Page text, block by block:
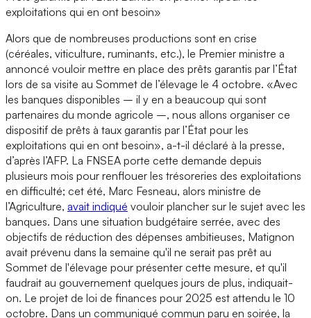
exploitations qui en ont besoin»
Alors que de nombreuses productions sont en crise
(céréales, viticulture, ruminants, etc.), le Premier ministre a
annoncé vouloir mettre en place des prêts garantis par l’État
lors de sa visite au Sommet de l’élevage le 4 octobre. «Avec
les banques disponibles – il y en a beaucoup qui sont
partenaires du monde agricole –, nous allons organiser ce
dispositif de prêts à taux garantis par l’État pour les
exploitations qui en ont besoin», a-t-il déclaré à la presse,
d’après l’AFP. La FNSEA porte cette demande depuis
plusieurs mois pour renflouer les trésoreries des exploitations
en difficulté; cet été, Marc Fesneau, alors ministre de
l’Agriculture, avait indiqué vouloir plancher sur le sujet avec les
banques. Dans une situation budgétaire serrée, avec des
objectifs de réduction des dépenses ambitieuses, Matignon
avait prévenu dans la semaine qu'il ne serait pas prêt au
Sommet de l'élevage pour présenter cette mesure, et qu'il
faudrait au gouvernement quelques jours de plus, indiquait-
on. Le projet de loi de finances pour 2025 est attendu le 10
octobre. Dans un communiqué commun paru en soirée, la